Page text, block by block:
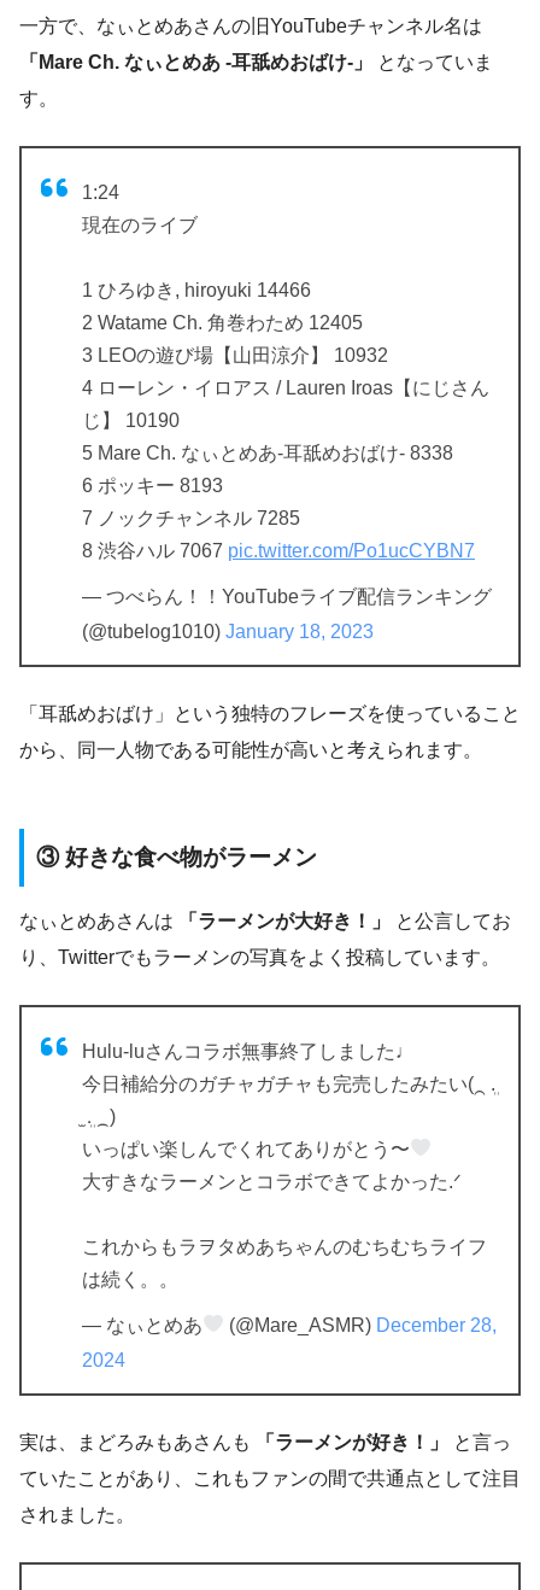
一方で、なぃとめあさんの旧YouTubeチャンネル名は
「Mare Ch. なぃとめあ -耳舐めおばけ-」
となっていま
す。
1:24
現在のライブ
1 ひろゆき, hiroyuki 14466
2 Watame Ch. 角巻わため 12405
3 LEOの遊び場【山田涼介】 10932
4 ローレン・イロアス / Lauren Iroas【にじさん
じ】 10190
5 Mare Ch. なぃとめあ-耳舐めおばけ- 8338
6 ポッキー 8193
7 ノックチャンネル 7285
8 渋谷ハル 7067 pic.twitter.com/Po1ucCYBN7
— つべらん！！YouTubeライブ配信ランキング
(@tubelog1010) January 18, 2023
「耳舐めおばけ」という独特のフレーズを使っていること
から、同一人物である可能性が高いと考えられます。
③ 好きな食べ物がラーメン
なぃとめあさんは 「ラーメンが大好き！」
と公言してお
り、Twitterでもラーメンの写真をよく投稿しています。
Hulu-luさんコラボ無事終了しました♩
今日補給分のガチャガチャも完売したみたい(⁔ ܸ.
̫ .ܸ ⁔)
いっぱい楽しんでくれてありがとう〜
大すきなラーメンとコラボできてよかった.ᐟ
これからもラヲタめあちゃんのむちむちライフ
は続く。。
— なぃとめあ (@Mare_ASMR) December 28,
2024
実は、まどろみもあさんも 「ラーメンが好き！」
と言っ
ていたことがあり、これもファンの間で共通点として注目
されました。